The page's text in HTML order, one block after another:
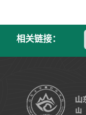
相关链接：